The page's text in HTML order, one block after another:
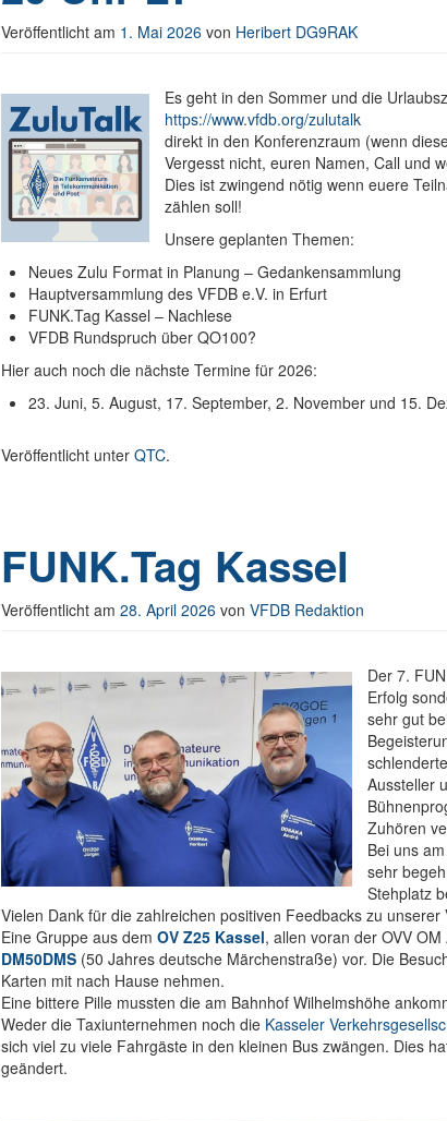
Veröffentlicht am 1. Mai 2026 von Heribert DG9RAK
Es geht in den Sommer und die
https://www.vfdb.org/zulutalk
direkt in den Konferenzraum (wenn
Vergesst nicht, euren Namen, Call und
Dies ist zwingend nötig wenn euere
zählen soll!
Unsere geplanten Themen:
Neues Zulu Format in Planung – Gedankensammlung
Hauptversammlung des VFDB e.V. in Erfurt
FUNK.Tag Kassel – Nachlese
VFDB Rundspruch über QO100?
Hier auch noch die nächste Termine für 2026:
23. Juni, 5. August, 17. September, 2. November und 15.
Veröffentlicht unter QTC.
FUNK.Tag Kassel
Veröffentlicht am 28. April 2026 von VFDB Redaktion
Der 7.
Erfolg
sehr gut
Aussteller
Zuhören
Bei uns
sehr
Stehplatz
Vielen Dank für die zahlreichen positiven Feedbacks zu unserer
Eine Gruppe aus dem OV Z25 Kassel, allen voran der OVV
DM50DMS (50 Jahres deutsche Märchenstraße) vor. Die
Karten mit nach Hause nehmen.
Eine bittere Pille mussten die am Bahnhof Wilhelmshöhe
Weder die Taxiunternehmen noch die Kasseler
sich viel zu viele Fahrgäste in den kleinen Bus zwängen. Dies
geändert.